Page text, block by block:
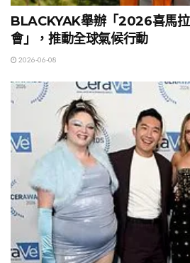
BLACKYAK舉辦「2026喜馬
會」，推動全球氣候行動
2026-06-08